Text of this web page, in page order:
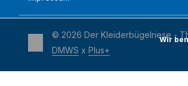
© 2026 Der Kleiderbügelriese -
DMWS xPlus+
Wir